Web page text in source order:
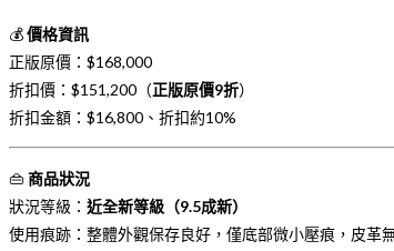
格：
💰價格資訊
正版原價：$168,000
折扣價：$151,200（正版原價9折）
折扣金額：$16,800、折扣約10%
👜商品狀況
狀況等級： 近全新等級（9.5成新）
使用痕跡：整體外觀保存良好，僅底部微小壓痕，皮革